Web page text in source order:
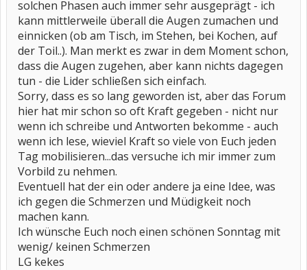
solchen Phasen auch immer sehr ausgeprägt - ich
kann mittlerweile überall die Augen zumachen und
einnicken (ob am Tisch, im Stehen, bei Kochen, auf
der Toil..). Man merkt es zwar in dem Moment schon,
dass die Augen zugehen, aber kann nichts dagegen
tun - die Lider schließen sich einfach.
Sorry, dass es so lang geworden ist, aber das Forum
hier hat mir schon so oft Kraft gegeben - nicht nur
wenn ich schreibe und Antworten bekomme - auch
wenn ich lese, wieviel Kraft so viele von Euch jeden
Tag mobilisieren...das versuche ich mir immer zum
Vorbild zu nehmen.
Eventuell hat der ein oder andere ja eine Idee, was
ich gegen die Schmerzen und Müdigkeit noch
machen kann.
Ich wünsche Euch noch einen schönen Sonntag mit
wenig/ keinen Schmerzen
LG kekes